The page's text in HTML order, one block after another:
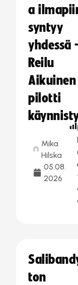
a
syntyy
yhdessä
Reilu
pilotti
Mika
Hilska
05.08.
2026
ton